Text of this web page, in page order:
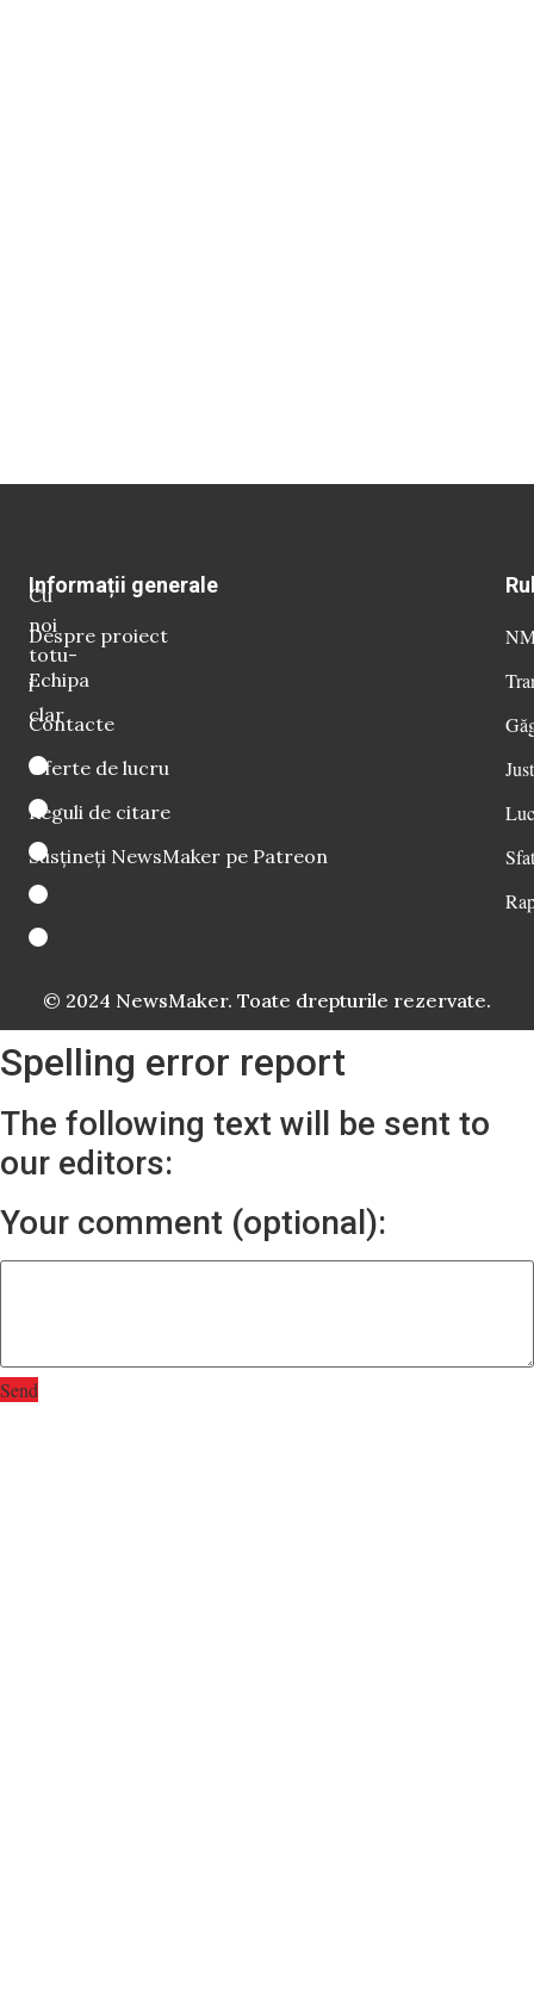
Cu
noi
totu-
i
clar
Informații generale
Despre proiect
Echipa
Contacte
Oferte de lucru
Reguli de citare
Susțineți NewsMaker pe Patreon
© 2024 NewsMaker. Toate drepturile rezervate.
Spelling error report
The following text will be sent to
our editors:
Your comment (optional):
Send